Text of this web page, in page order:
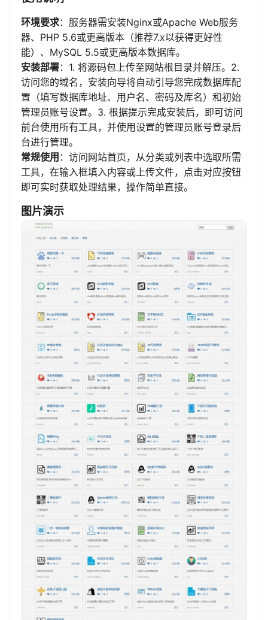
环境要求：服务器需安装Nginx或Apache Web服务
器、PHP 5.6或更高版本（推荐7.x以获得更好性
能）、MySQL 5.5或更高版本数据库。
安装部署：1. 将源码包上传至网站根目录并解压。2.
访问您的域名，安装向导将自动引导您完成数据库配
置（填写数据库地址、用户名、密码及库名）和初始
管理员账号设置。3. 根据提示完成安装后，即可访问
前台使用所有工具，并使用设置的管理员账号登录后
台进行管理。
常规使用 ：访问网站首页，从分类或列表中选取所需
工具，在输入框填入内容或上传文件，点击对应按钮
即可实时获取处理结果，操作简单直接。
图片演示